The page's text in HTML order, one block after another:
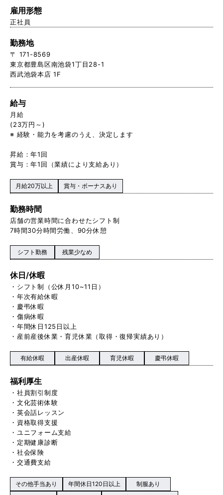
雇用形態
正社員
勤務地
〒 171-8569
東京都豊島区南池袋1丁目28-1
西武池袋本店 1F
給与
月給
(23万円～)
※ 経験・能力を考慮のうえ、決定します
昇給：年1回
賞与：年1回（業績により支給あり）
月給20万以上 賞与・ボーナスあり
勤務時間
店舗の営業時間に合わせたシフト制
7時間30分時間労働、90分休憩
シフト勤務 残業少なめ
休日/休暇
・シフト制（公休月10~11日）
・年次有給休暇
・慶弔休暇
・傷病休暇
・年間休日125日以上
・産前産後休業・育児休業（取得・復帰実績あり）
有給休暇 出産休暇 育児休暇 慶弔休暇
福利厚生
・社員割引制度
・文化芸術体験
・英会話レッスン
・資格取得支援
・ユニフォーム支給
・定期健康診断
・社会保険
・交通費支給
その他手当あり 年間休日120日以上
制服あり